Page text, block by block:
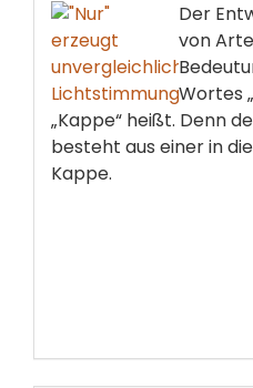
Der
von
Wortes
„Kappe“ heißt. Denn
besteht aus einer in
Kappe.